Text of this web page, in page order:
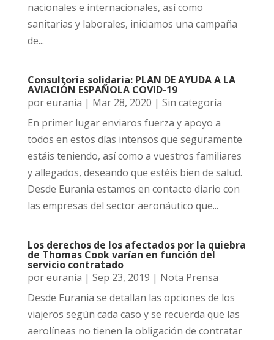
nacionales e internacionales, así como
sanitarias y laborales, iniciamos una campaña
de...
Consultoria solidaria: PLAN DE AYUDA A LA
AVIACIÓN ESPAÑOLA COVID-19
poreurania | Mar 28, 2020 | Sin categoría
En primer lugar enviaros fuerza y apoyo a
todos en estos días intensos que seguramente
estáis teniendo, así como a vuestros familiares
y allegados, deseando que estéis bien de salud.
Desde Eurania estamos en contacto diario con
las empresas del sector aeronáutico que...
Los derechos de los afectados por la quiebra
de Thomas Cook varían en función del
servicio contratado
poreurania | Sep 23, 2019 | Nota Prensa
Desde Eurania se detallan las opciones de los
viajeros según cada caso y se recuerda que las
aerolíneas no tienen la obligación de contratar